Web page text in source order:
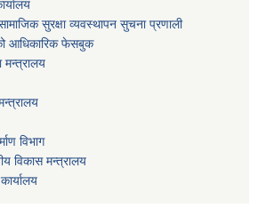
सुरक्षा व्यवस्थापन सुचना प्रणाली
आधिकारिक फेसबुक
मन्त्रालय
विभाग
विकास मन्त्रालय